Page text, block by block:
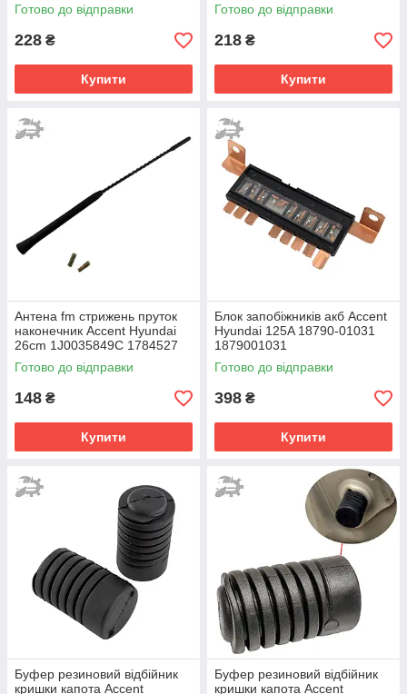
Готово до відправки
228 ₴
Купити
Готово до відправки
218 ₴
Купити
Антена fm стрижень пруток
наконечник Accent Hyundai
26cm 1J0035849C 1784527
100093610 90566812
1784011
Готово до відправки
148 ₴
Купити
Блок запобіжників акб Accent
Hyundai 125A 18790-01031
1879001031
Готово до відправки
398 ₴
Купити
Буфер резиновий відбійник
кришки капота Accent
Буфер резиновий відбійник
кришки капота Accent